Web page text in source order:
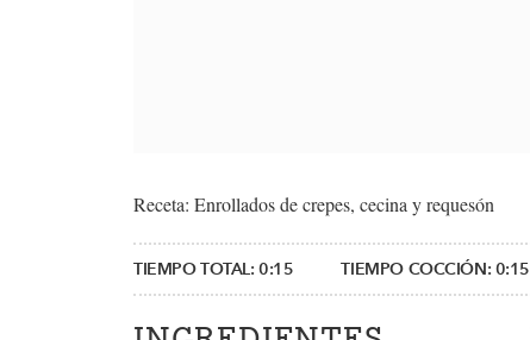
Receta: Enrollados de crepes, cecina y requesón
TIEMPO TOTAL:0:15 TIEMPO COCCIÓN: 0:15